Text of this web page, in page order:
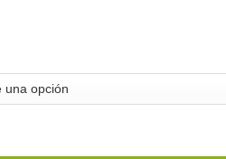
Narrow | Indental cantidad